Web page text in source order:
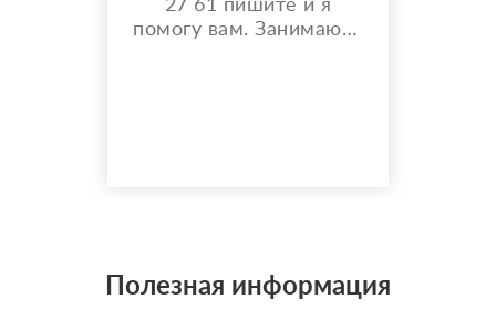
27 61 пишите и я
помогу вам. Занимаюсь
разных колодах Таро и
Ленорман, рунах.
Полезная информация